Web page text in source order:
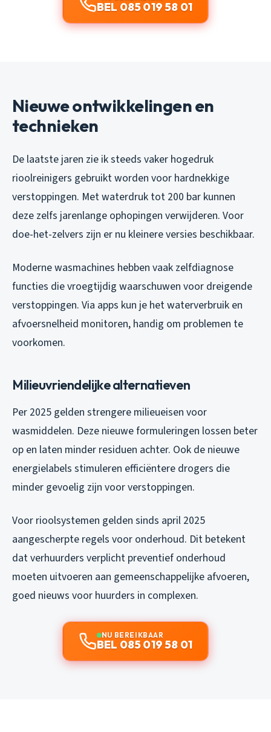
BEL 085 019 58 01
Nieuwe ontwikkelingen en
technieken
De laatste jaren zie ik steeds vaker hogedruk
rioolreinigers gebruikt worden voor hardnekkige
verstoppingen. Met waterdruk tot 200 bar kunnen
deze zelfs jarenlange ophopingen verwijderen. Voor
doe-het-zelvers zijn er nu kleinere versies beschikbaar.
Moderne wasmachines hebben vaak zelfdiagnose
functies die vroegtijdig waarschuwen voor dreigende
verstoppingen. Via apps kun je het waterverbruik en
afvoersnelheid monitoren, handig om problemen te
voorkomen.
Milieuvriendelijke alternatieven
Per 2025 gelden strengere milieueisen voor
wasmiddelen. Deze nieuwe formuleringen lossen beter
op en laten minder residuen achter. Ook de nieuwe
energielabels stimuleren efficiëntere drogers die
minder gevoelig zijn voor verstoppingen.
Voor rioolsystemen gelden sinds april 2025
aangescherpte regels voor onderhoud. Dit betekent
dat verhuurders verplicht preventief onderhoud
moeten uitvoeren aan gemeenschappelijke afvoeren,
goed nieuws voor huurders in complexen.
NU BEREIKBAAR
BEL 085 019 58 01